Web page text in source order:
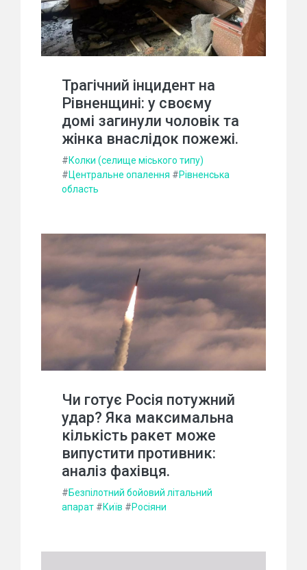
Трагічний інцидент на
Рівненщині: у своєму
домі загинули чоловік та
жінка внаслідок пожежі.
#Колки (селище міського типу)
#Центральне опалення #Рівненська
область
Чи готує Росія потужний
удар? Яка максимальна
кількість ракет може
випустити противник:
аналіз фахівця.
#Безпілотний бойовий літальний
апарат #Київ #Росіяни